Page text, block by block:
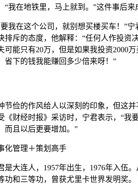
“我在地铁里，马上就到。”这件事后
我在这个公司，就别想买楼买车！”
排斥的态度，他解释：“任何人作投资
可能只有20万，但是如果我投资2000
省下的钱我能赚回多少倍来呀！”
节俭的作风给人以深刻的印象，但这
《财经时报》采访时，宁君表示，“我
而且以后更要增加。”
化管理＋策划高手
是大连人，1957年出生，1976年入伍
功和三等功，曾获尤里卡世界发明奖。